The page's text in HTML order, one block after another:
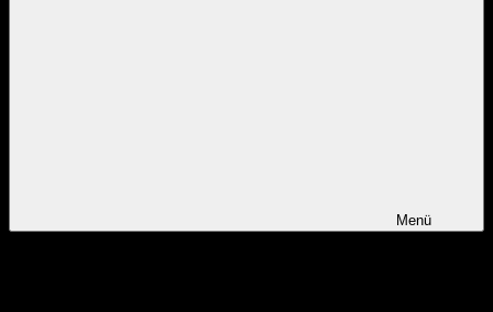
Menü